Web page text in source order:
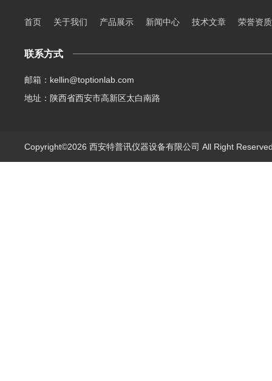
首页 关于我们 产品展示 新闻中心 技术文章 荣誉资质
联系方式
邮箱：kellin@toptionlab.com
地址：陕西省西安市高新区太白南路
Copyright©2026 西安特普讯仪器设备有限公司 All Right